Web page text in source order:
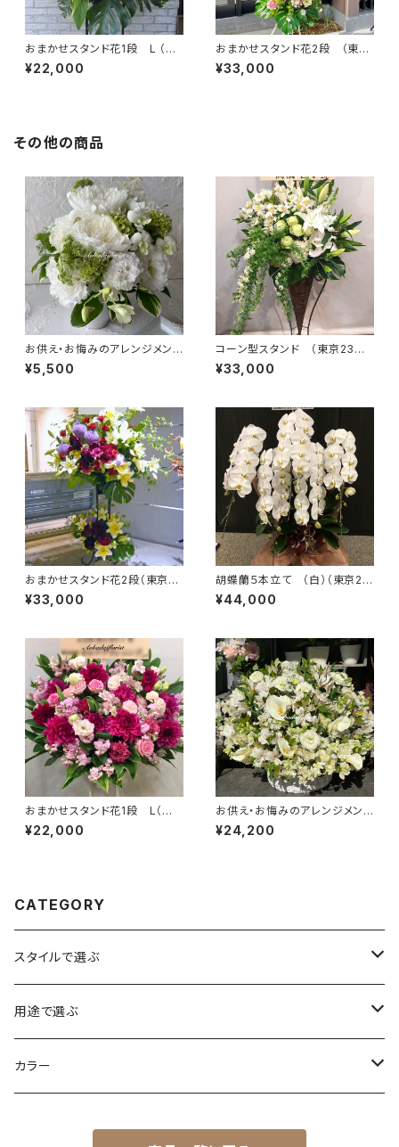
おまかせスタンド花1段 L （東
京23区送料無料）#3106
¥22,000
おまかせスタンド花2段 （東京
23区送料無料） #3107
¥33,000
その他の商品
お供え・お悔みのアレンジメント
#7101
¥5,500
コーン型スタンド （東京23区
送料無料） ＃3203
¥33,000
おまかせスタンド花2段（東京23
区送料無料）#3109
¥33,000
胡蝶蘭５本立て （白）（東京23
区送料無料）＃4103
¥44,000
おまかせスタンド花1段 L（東
京23区送料無料）#3103
¥22,000
お供え・お悔みのアレンジメン
ト #7106
¥24,200
CATEGORY
スタイルで選ぶ
花束
アレンジ
用途で選ぶ
誕生日
カラー